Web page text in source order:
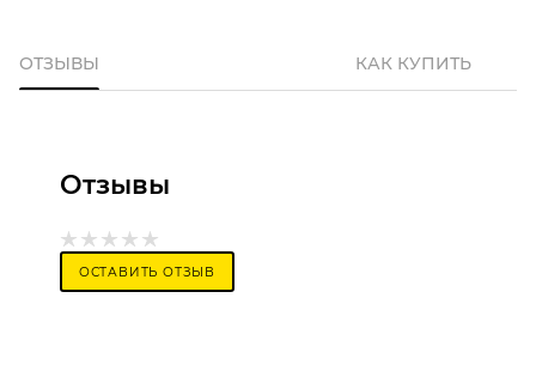
ОТЗЫВЫ КАК КУПИТЬ
Отзывы
ОСТАВИТЬ ОТЗЫВ